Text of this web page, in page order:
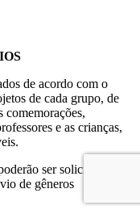
de acordo com o
de cada grupo, de
comemorações,
e as crianças,
ser solicitados
de gêneros